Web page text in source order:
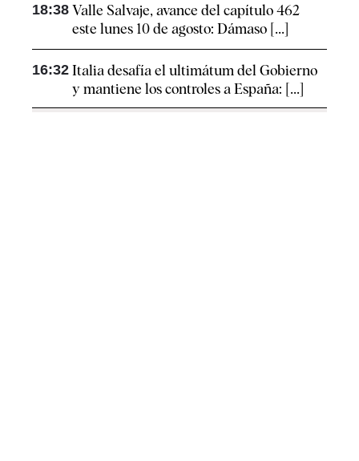
18:38 Valle Salvaje, avance del capítulo 462
este lunes 10 de agosto: Dámaso [...]
16:32 Italia desafía el ultimátum del Gobierno
y mantiene los controles a España: [...]